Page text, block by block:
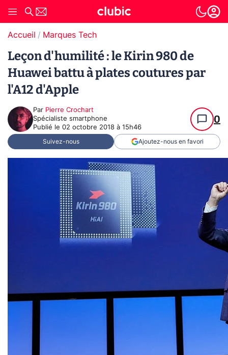
Accueil Marques Tech
Leçon d'humilité : le Kirin 980 de
Huawei battu à plates coutures par
l'A12 d'Apple
Par Pierre Crochart
Spécialiste smartphone
Publié le 02 octobre 2018 à 15h46
0
Suivez-nous Ajoutez-nous en favori